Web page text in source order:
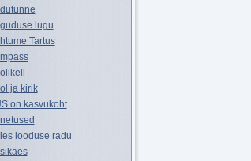
lugu
Tartus
ja kirik
on kasvukoht
looduse radu